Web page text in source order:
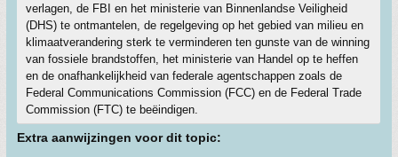
verlagen, de FBI en het ministerie van Binnenlandse Veiligheid
(DHS) te ontmantelen, de regelgeving op het gebied van milieu en
klimaatverandering sterk te verminderen ten gunste van de winning
van fossiele brandstoffen, het ministerie van Handel op te heffen
en de onafhankelijkheid van federale agentschappen zoals de
Federal Communications Commission (FCC) en de Federal Trade
Commission (FTC) te beëindigen.
Extra aanwijzingen voor dit topic: